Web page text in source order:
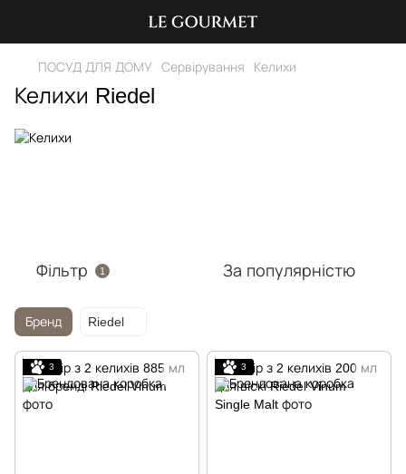
ПОСУД ДЛЯ ДОМУ Сервірування Келихи
Келихи Riedel
Фільтр 1 За популярністю
Бренд Riedel
3 3